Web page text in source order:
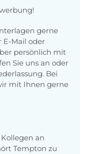
gerne
E-Mail oder
persönlich mit
Sie uns an oder
Bei
mit Ihnen gerne
an
Tempton zu